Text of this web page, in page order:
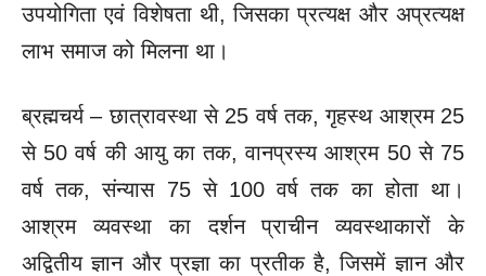
उपयोगिता एवं विशेषता थी, जिसका प्रत्यक्ष और अप्रत्यक्ष
लाभ समाज को मिलना था।
ब्रह्मचर्य – छात्रावस्था से 25 वर्ष तक, गृहस्थ आश्रम 25
से 50 वर्ष की आयु का तक, वानप्रस्य आश्रम 50 से 75
वर्ष तक, संन्यास 75 से 100 वर्ष तक का होता था।
आश्रम व्यवस्था का दर्शन प्राचीन व्यवस्थाकारों के
अद्वितीय ज्ञान और प्रज्ञा का प्रतीक है, जिसमें ज्ञान और